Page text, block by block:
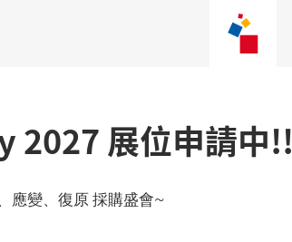
2027 展位申請中!!
應變、復原 採購盛會~